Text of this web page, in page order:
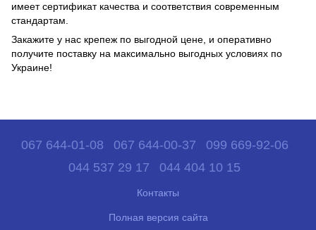
имеет сертификат качества и соответствия современным
стандартам.
Закажите у нас крепеж по выгодной цене, и оперативно
получите поставку на максимально выгодных условиях по
Украине!
067 644-01-08 067 644-00-37
099 669-92-06
044 537 29 17
044 404 10 15
Контакты
Полная версия сайта